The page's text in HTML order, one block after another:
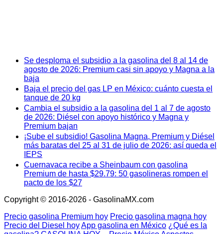
Se desploma el subsidio a la gasolina del 8 al 14 de
agosto de 2026: Premium casi sin apoyo y Magna a la
baja
Baja el precio del gas LP en México: cuánto cuesta el
tanque de 20 kg
Cambia el subsidio a la gasolina del 1 al 7 de agosto
de 2026: Diésel con apoyo histórico y Magna y
Premium bajan
¡Sube el subsidio! Gasolina Magna, Premium y Diésel
más baratas del 25 al 31 de julio de 2026: así queda el
IEPS
Cuernavaca recibe a Sheinbaum con gasolina
Premium de hasta $29.79: 50 gasolineras rompen el
pacto de los $27
Copyright © 2016-2026 - GasolinaMX.com
Precio gasolina Premium hoy Precio gasolina magna hoy
Precio del Diesel hoyApp gasolina en México ¿Qué es la